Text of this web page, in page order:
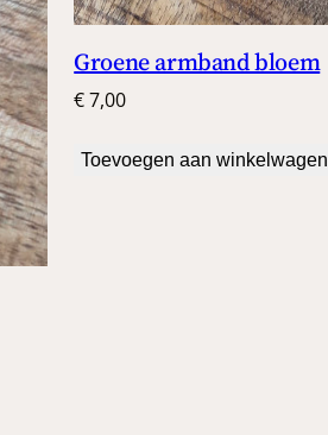
Groene armband bloem
€7,00
Toevoegen aan winkelwagen